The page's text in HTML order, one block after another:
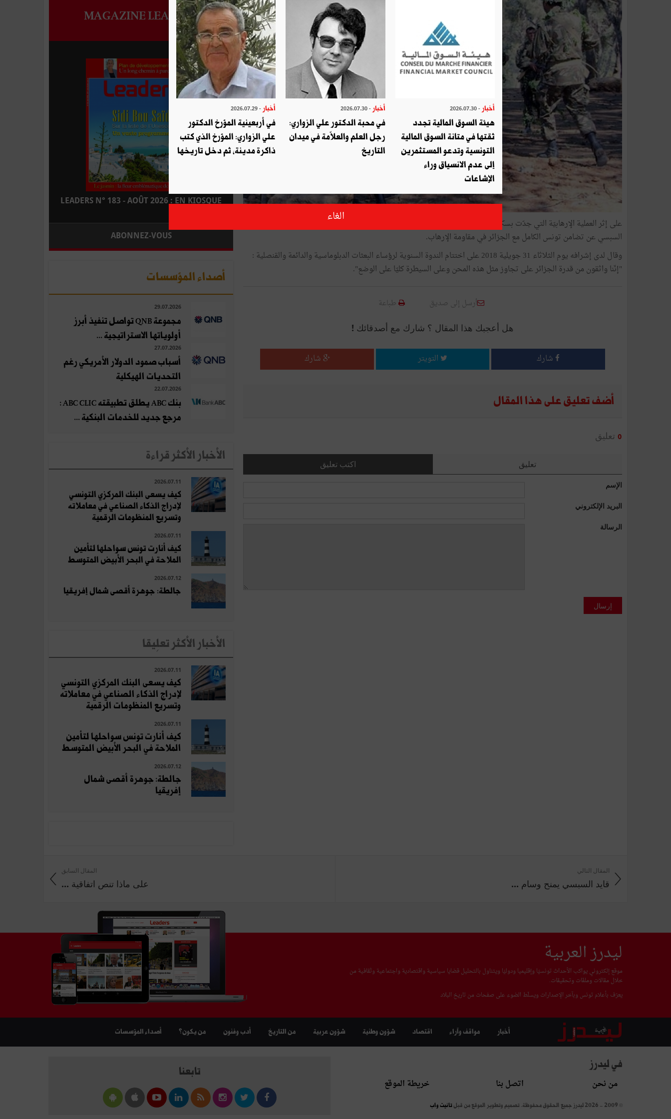
على إثر العملية الإرهابيّة التي جدّت بسكيكدة مخاّفة سبع ضحايا في صفوف الجيش الجزائري عبّر الرئيس الباجي قايد
السبسي عن تضامن تونس الكامل مع الجزائر في مقاومة الإرهاب.
وقال لدى إشرافه يوم الثلاثاء 31 جويلية 2018 على اختتام الندوة السنوية لرؤساء البعثات الدبلوماسية والدائمة والقنصلية :
"إنّنا واثقون من قدرة الجزائر على تجاوز مثل هذه المحن وعلى السيطرة كليّا على الوضع".
أرسل إلى صديق طباعة
هل أعجبك هذا المقال ؟ شارك مع أصدقائك !
شارك التويتر شارك
أضف تعليق على هذا المقال
0 تعليق
اكتب تعليق تعليق
الإسم
البريد الإلكتروني
الرسالة
إرسال
MAGAZINE LEADERS
LEADERS N° 183 - AOÛT 2026 : EN KIOSQUE
ABONNEZ-VOUS
أصداء المؤسسات
29.07.2026
مجموعة QNB تواصل تنفيذ أبرز
أولوياتها الاستراتيجية ...
27.07.2026
أسباب صمود الدولار الأمريكي رغم
التحديات الهيكلية
22.07.2026
بنك ABC يطلق تطبيقته ABC CLIC :
مرجع جديد للخدمات البنكية ...
الأخبار الأكثر قراءة
2026.07.11
كيف يسعى البنك المركزي التونسي
لإدراج الذكاء الصناعي في معاملاته
وتسريع المنظومات الرقمية
2026.07.11
كيف أنارت تونس سواحلها لتأمين
الملاحة في البحر الأبيض المتوسط
2026.07.12
جالطة: جوهرة أقصى شمال إفريقيا
الأخبار الأكثر تعلِيقا
2026.07.11
كيف يسعى البنك المركزي التونسي
لإدراج الذكاء الصناعي في معاملاته
وتسريع المنظومات الرقمية
2026.07.11
كيف أنارت تونس سواحلها لتأمين
الملاحة في البحر الأبيض المتوسط
2026.07.12
جالطة: جوهرة أقصى شمال
إفريقيا
المقال السابق
على ماذا تنص اتفاقية ...
المقال التالي
قايد السبسي يمنح وسام ...
ليدرز العربية
موقع إلكتروني يواكب الأحداث تونسيّا وإقليميا ودوليّا ويتناول بالتحليل قضايا سياسية واقتصادية واجتماعية وثقافية من
خلال مقالات وملفّات وتحقيقات.
يعرّف بأعلام تونس وبآخر الإصدارات ويسلّط الضوء على صفحات من تاريخ البلاد
أخبار مواقف وآراء اقتصاد شؤون وطنية شؤون عربية من التاريخ أدب وفنون من يكون؟ أصداء المؤسسات
في ليدرز
من نحن اتصل بنا خريطة الموقع
© 2009 - 2026 ليدرز جميع الحقوق محفوظة. تصميم وتطوير الموقع من قبل تانيت واب
تابعنا
أخبار - 2026.07.30
هيئة السوق المالية تجدد
ثقتها في متانة السوق المالية
التونسية وتدعو المستثمرين
إلى عدم الانسياق وراء
الإشاعات
أخبار - 2026.07.30
في محبة الدكتور علي الزواري:
رجل العلم والعلاّمة في ميدان
التاريخ
أخبار - 2026.07.29
في أربعينية المؤرخ الدكتور
علي الزواري: المؤرخ الذي كتب
ذاكرة مدينة، ثم دخل تاريخها
الغاء